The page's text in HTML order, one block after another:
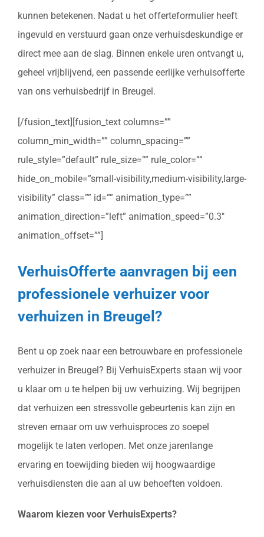
kunnen betekenen. Nadat u het offerteformulier heeft
ingevuld en verstuurd gaan onze verhuisdeskundige er
direct mee aan de slag. Binnen enkele uren ontvangt u,
geheel vrijblijvend, een passende eerlijke verhuisofferte
van ons verhuisbedrijf in Breugel.
[/fusion_text][fusion_text columns=””
column_min_width=”” column_spacing=””
rule_style=”default” rule_size=”” rule_color=””
hide_on_mobile=”small-visibility,medium-visibility,large-
visibility” class=”” id=”” animation_type=””
animation_direction=”left” animation_speed=”0.3″
animation_offset=””]
VerhuisOfferte aanvragen bij een
professionele verhuizer voor
verhuizen in Breugel?
Bent u op zoek naar een betrouwbare en professionele
verhuizer in Breugel? Bij VerhuisExperts staan wij voor
u klaar om u te helpen bij uw verhuizing. Wij begrijpen
dat verhuizen een stressvolle gebeurtenis kan zijn en
streven ernaar om uw verhuisproces zo soepel
mogelijk te laten verlopen. Met onze jarenlange
ervaring en toewijding bieden wij hoogwaardige
verhuisdiensten die aan al uw behoeften voldoen.
Waarom kiezen voor VerhuisExperts?